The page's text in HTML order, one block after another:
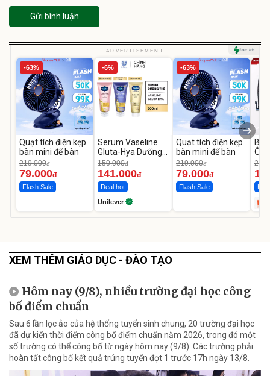
Gửi bình luận
ADVERTISEMENT
-63%
Quạt tích điện kẹp
bàn mini để bàn
219.000đ
79.000đ
Flash Sale
-6%
Serum Vaseline
Gluta-Hya Dưỡng
Da Sáng Mịn Sau 7
Ngày
150.000đ
141.000đ
Deal hot
Unilever
-63%
Quạt tích điện kẹp
bàn mini để bàn
219.000đ
79.000đ
Flash Sale
Ô
Hot
XEM THÊM GIÁO DỤC - ĐÀO TẠO
Hôm nay (9/8), nhiều trường đại học công
bố điểm chuẩn
Sau 6 lần lọc ảo của hệ thống tuyển sinh chung, 20 trường đại học
đã dự kiến thời điểm công bố điểm chuẩn năm 2026, trong đó một
số trường có thể công bố từ ngày hôm nay (9/8). Các trường phải
hoàn tất công bố kết quả trúng tuyển đợt 1 trước 17h ngày 13/8.